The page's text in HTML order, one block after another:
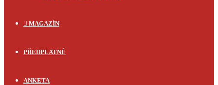
MAGAZÍN
PŘEDPLATNÉ
ANKETA